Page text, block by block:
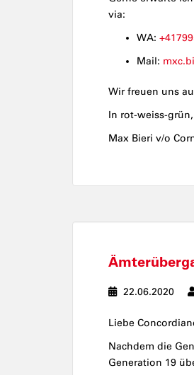
via:
WA:
Mail:
Wir freuen uns
In rot-weiss-grün,
Max Bieri v/o
22.06.2020
Liebe
Nachdem die
Generation 19